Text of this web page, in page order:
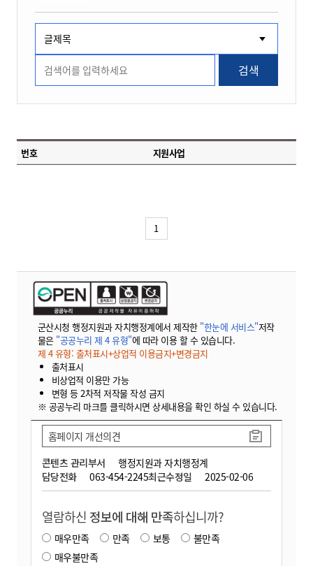
검색
번호 지원사업
1
군산시청 행정지원과 자치행정계에서 제작한 "한눈에 서비스"저작
물은 "공공누리 제 4 유형"에 따라 이용 할 수 있습니다.
제 4 유형: 출처표시+상업적 이용금지+변경금지
출처표시
비상업적 이용만 가능
변형 등 2차적 저작물 작성 금지
※ 공공누리 마크를 클릭하시면 상세내용을 확인 하실 수 있습니다.
콘텐츠 관리부서
행정지원과 자치행정계
담당전화
063-454-2245최근수정일 2025-02-06
홈페이지 개선의견
열람하신 정보에 대해 만족하십니까?
매우만족 만족 보통
불만족
매우불만족